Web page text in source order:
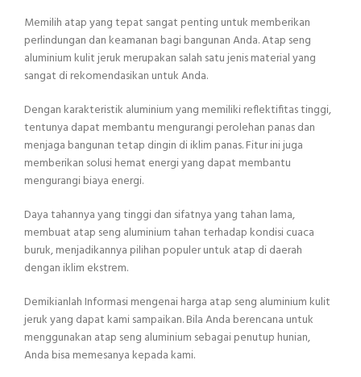
Memilih atap yang tepat sangat penting untuk memberikan
perlindungan dan keamanan bagi bangunan Anda. Atap seng
aluminium kulit jeruk merupakan salah satu jenis material yang
sangat di rekomendasikan untuk Anda.
Dengan karakteristik aluminium yang memiliki reflektifitas tinggi,
tentunya dapat membantu mengurangi perolehan panas dan
menjaga bangunan tetap dingin di iklim panas. Fitur ini juga
memberikan solusi hemat energi yang dapat membantu
mengurangi biaya energi.
Daya tahannya yang tinggi dan sifatnya yang tahan lama,
membuat atap seng aluminium tahan terhadap kondisi cuaca
buruk, menjadikannya pilihan populer untuk atap di daerah
dengan iklim ekstrem.
Demikianlah Informasi mengenai harga atap seng aluminium kulit
jeruk yang dapat kami sampaikan. Bila Anda berencana untuk
menggunakan atap seng aluminium sebagai penutup hunian,
Anda bisa memesanya kepada kami.